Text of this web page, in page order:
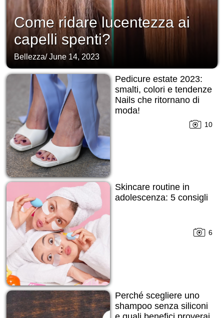
Come ridare lucentezza ai
capelli spenti?
Bellezza/June 14, 2023
Pedicure estate 2023:
smalti, colori e tendenze
Nails che ritornano di
moda!
10
Skincare routine in
adolescenza: 5 consigli
6
Perché scegliere uno
shampoo senza siliconi